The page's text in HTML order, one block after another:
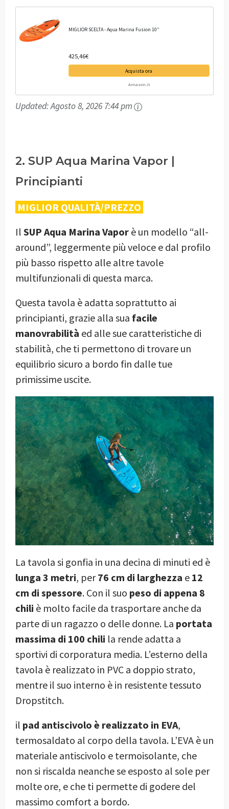
MIGLIOR SCELTA - Aqua Marina Fusion 10”
425,46€
Acquista ora
Amazon.it
Updated:Agosto 8, 2026 7:44 pm
2. SUP Aqua Marina Vapor |
Principianti
MIGLIOR QUALITÀ/PREZZO
Il SUP Aqua Marina Vapor è un modello “all-
around”, leggermente più veloce e dal profilo
più basso rispetto alle altre tavole
multifunzionali di questa marca.
Questa tavola è adatta soprattutto ai
principianti, grazie alla sua facile
manovrabilità ed alle sue caratteristiche di
stabilità, che ti permettono di trovare un
equilibrio sicuro a bordo fin dalle tue
primissime uscite.
La tavola si gonfia in una decina di minuti ed è
lunga 3 metri, per76 cm di larghezza e 12
cm di spessore. Con il suo peso di appena 8
chili è molto facile da trasportare anche da
parte di un ragazzo o delle donne. La portata
massima di 100 chili la rende adatta a
sportivi di corporatura media. L’esterno della
tavola è realizzato in PVC a doppio strato,
mentre il suo interno è in resistente tessuto
Dropstitch.
il pad antiscivolo è realizzato in EVA,
termosaldato al corpo della tavola. L’EVA è un
materiale antiscivolo e termoisolante, che
non si riscalda neanche se esposto al sole per
molte ore, e che ti permette di godere del
massimo comfort a bordo.